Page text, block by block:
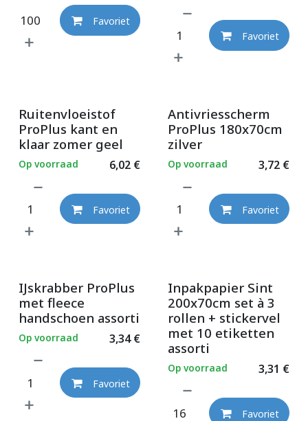
Favoriet
Favoriet
Ruitenvloeistof
ProPlus kant en
klaar zomer geel
6,02€
Op voorraad
Favoriet
Antivriesscherm
ProPlus 180x70cm
zilver
3,72€
Op voorraad
Favoriet
IJskrabber ProPlus
met fleece
handschoen assorti
3,34€
Op voorraad
Favoriet
Inpakpapier Sint
200x70cm set à 3
rollen + stickervel
met 10 etiketten
assorti
3,31 €
Op voorraad
Favoriet